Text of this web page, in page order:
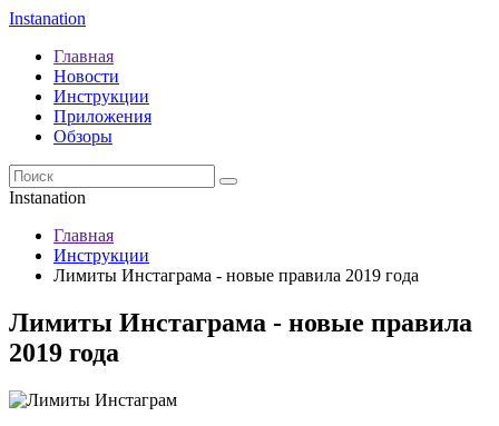
Instanation
Главная
Новости
Инструкции
Приложения
Обзоры
Instanation
Главная
Инструкции
Лимиты Инстаграма - новые правила 2019 года
Лимиты Инстаграма - новые правила
2019 года